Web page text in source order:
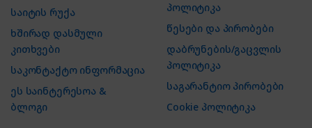
საიტის რუქა
ხშირად დასმული
კითხვები
საკონტაქტო ინფორმაცია
ეს საინტერესოა &
ბლოგი
პოლიტიკა
წესები და პირობები
დაბრუნების/გაცვლის
პოლიტიკა
საგარანტიო პირობები
Cookie პოლიტიკა